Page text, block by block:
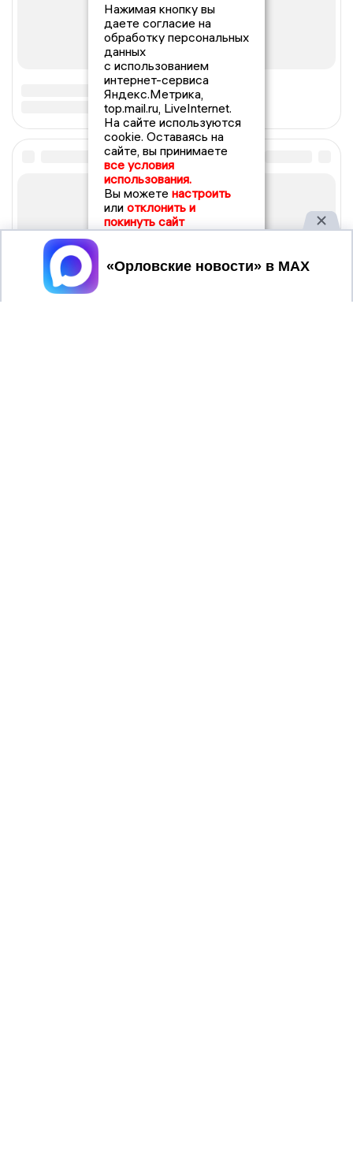
Нажимая кнопку вы
даете согласие на
обработку персональных
данных
с использованием
интернет-сервиса
Яндекс.Метрика,
top.mail.ru, LiveInternet.
На сайте используются
cookie. Оставаясь на
сайте, вы принимаете
все условия
использования.
Вы можете настроить
или отклонить и
покинуть сайт
Принять